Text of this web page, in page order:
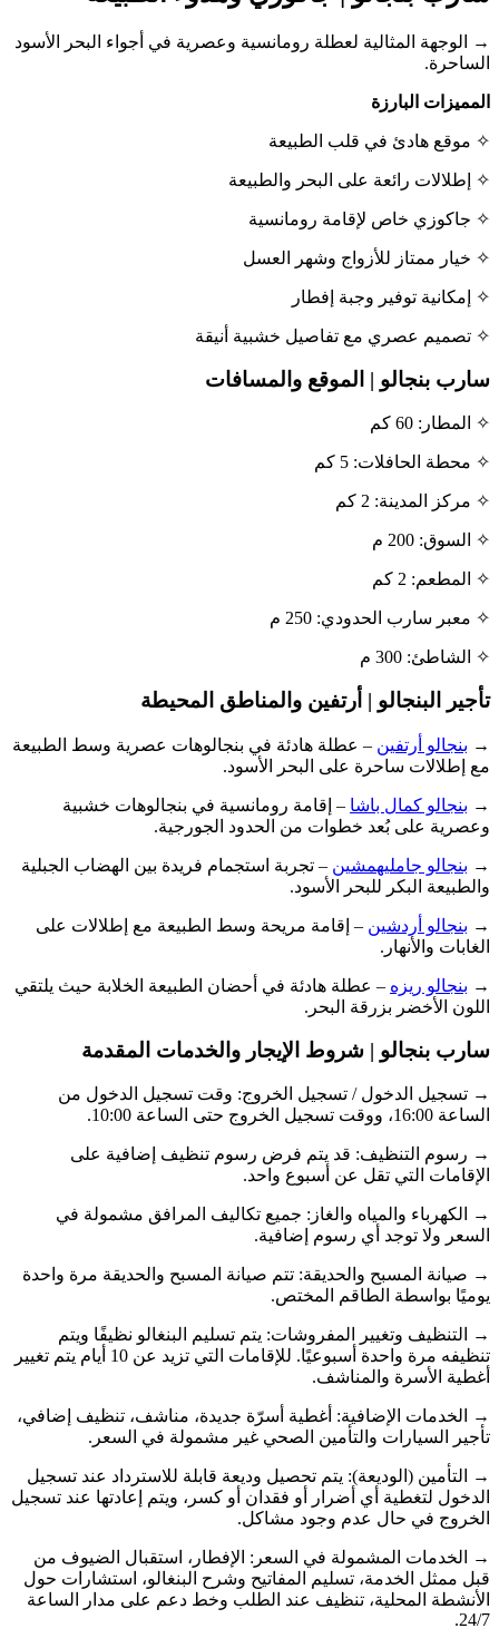
→ الوجهة المثالية لعطلة رومانسية وعصرية في أجواء البحر الأسود
الساحرة.
المميزات البارزة
✧ موقع هادئ في قلب الطبيعة
✧ إطلالات رائعة على البحر والطبيعة
✧ جاكوزي خاص لإقامة رومانسية
✧ خيار ممتاز للأزواج وشهر العسل
✧ إمكانية توفير وجبة إفطار
✧ تصميم عصري مع تفاصيل خشبية أنيقة
سارب بنجالو | الموقع والمسافات
✧ المطار: 60 كم
✧ محطة الحافلات: 5 كم
✧ مركز المدينة: 2 كم
✧ السوق: 200 م
✧ المطعم: 2 كم
✧ معبر سارب الحدودي: 250 م
✧ الشاطئ: 300 م
تأجير البنجالو | أرتفين والمناطق المحيطة
→ بنجالو أرتفين – عطلة هادئة في بنجالوهات عصرية وسط الطبيعة
مع إطلالات ساحرة على البحر الأسود.
→ بنجالو كمال باشا – إقامة رومانسية في بنجالوهات خشبية
وعصرية على بُعد خطوات من الحدود الجورجية.
→ بنجالو جامليهمشين – تجربة استجمام فريدة بين الهضاب الجبلية
والطبيعة البكر للبحر الأسود.
→ بنجالو أردشين – إقامة مريحة وسط الطبيعة مع إطلالات على
الغابات والأنهار.
→ بنجالو ريزه – عطلة هادئة في أحضان الطبيعة الخلابة حيث يلتقي
اللون الأخضر بزرقة البحر.
سارب بنجالو | شروط الإيجار والخدمات المقدمة
→ تسجيل الدخول / تسجيل الخروج: وقت تسجيل الدخول من
الساعة 16:00، ووقت تسجيل الخروج حتى الساعة 10:00.
→ رسوم التنظيف: قد يتم فرض رسوم تنظيف إضافية على
الإقامات التي تقل عن أسبوع واحد.
→ الكهرباء والمياه والغاز: جميع تكاليف المرافق مشمولة في
السعر ولا توجد أي رسوم إضافية.
→ صيانة المسبح والحديقة: تتم صيانة المسبح والحديقة مرة واحدة
يوميًا بواسطة الطاقم المختص.
→ التنظيف وتغيير المفروشات: يتم تسليم البنغالو نظيفًا ويتم
تنظيفه مرة واحدة أسبوعيًا. للإقامات التي تزيد عن 10 أيام يتم تغيير
أغطية الأسرة والمناشف.
→ الخدمات الإضافية: أغطية أسرّة جديدة، مناشف، تنظيف إضافي،
تأجير السيارات والتأمين الصحي غير مشمولة في السعر.
→ التأمين (الوديعة): يتم تحصيل وديعة قابلة للاسترداد عند تسجيل
الدخول لتغطية أي أضرار أو فقدان أو كسر، ويتم إعادتها عند تسجيل
الخروج في حال عدم وجود مشاكل.
→ الخدمات المشمولة في السعر: الإفطار، استقبال الضيوف من
قبل ممثل الخدمة، تسليم المفاتيح وشرح البنغالو، استشارات حول
الأنشطة المحلية، تنظيف عند الطلب وخط دعم على مدار الساعة
24/7.